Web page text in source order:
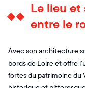
Le lieu
entre le
Avec son architecture
bords de Loire et offre
fortes du patrimoine du